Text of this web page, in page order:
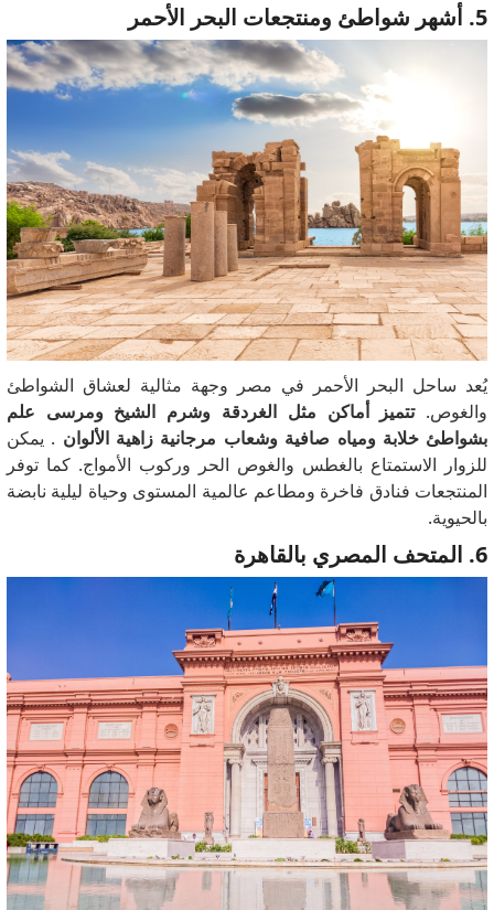
5. أشهر شواطئ ومنتجعات البحر الأحمر
يُعد ساحل البحر الأحمر في مصر وجهة مثالية لعشاق الشواطئ
والغوص.تتميز أماكن مثل الغردقة وشرم الشيخ ومرسى علم
بشواطئ خلابة ومياه صافية وشعاب مرجانية زاهية الألوان . يمكن
للزوار الاستمتاع بالغطس والغوص الحر وركوب الأمواج. كما توفر
المنتجعات فنادق فاخرة ومطاعم عالمية المستوى وحياة ليلية نابضة
بالحيوية.
6. المتحف المصري بالقاهرة